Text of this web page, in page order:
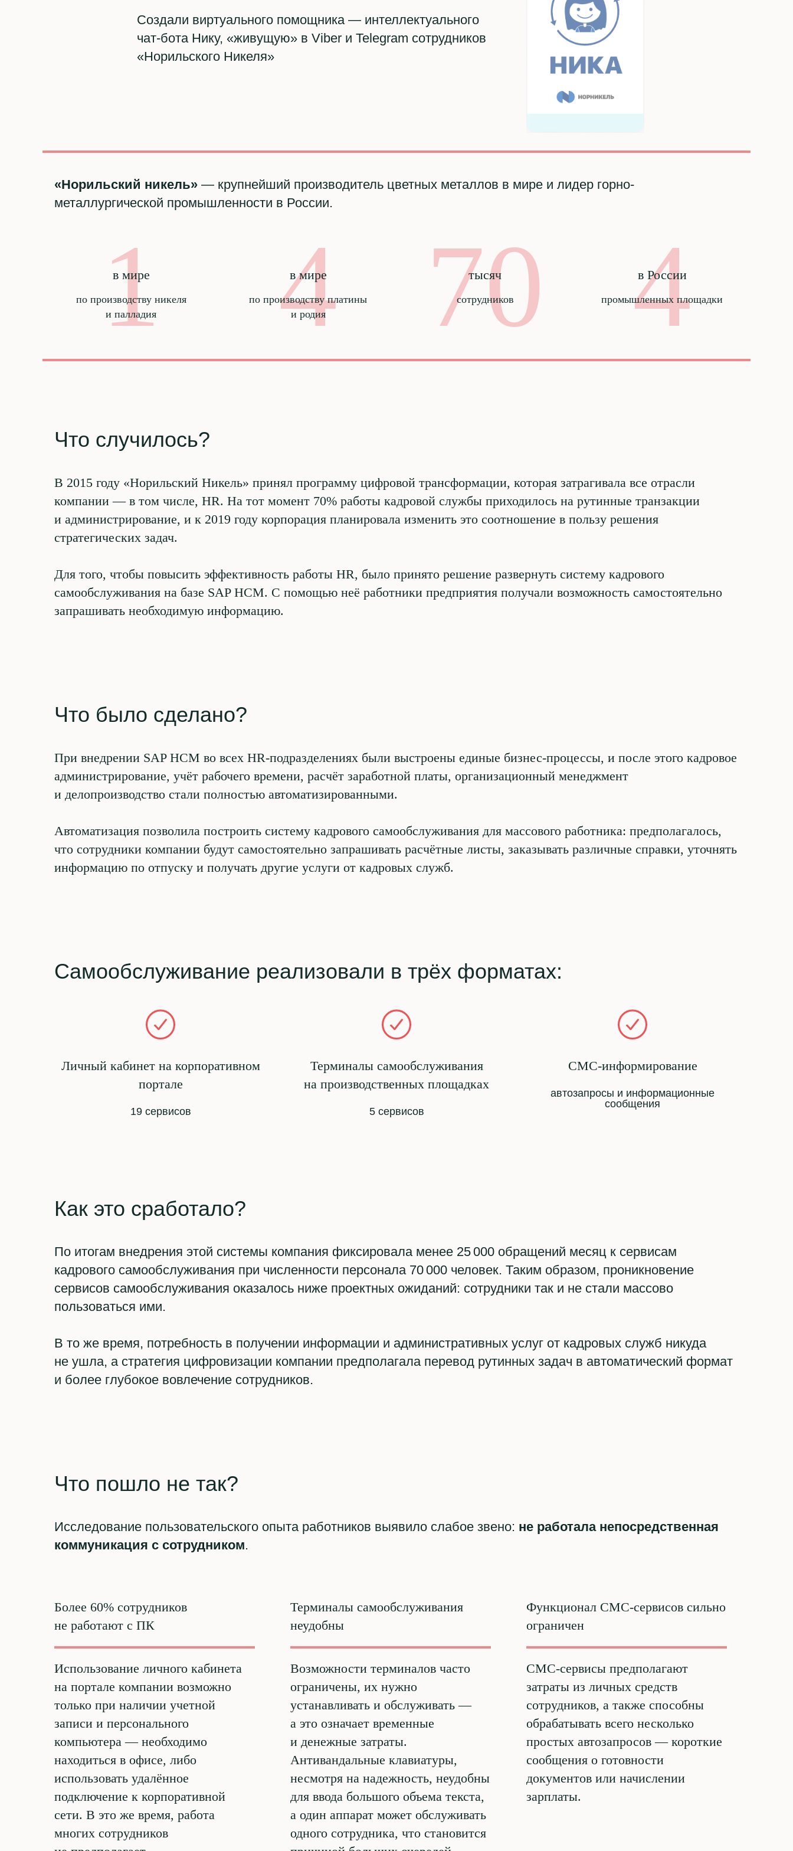
Создали виртуального помощника — интеллектуального
чат-бота Нику, «живущую» в Viber и Telegram сотрудников
«Норильского Никеля»
«Норильский никель» — крупнейший производитель цветных металлов в мире и лидер горно-
металлургической промышленности в России.
в мире
по производству никеля
и палладия
1 в мире
по производству платины
и родия
4 тысяч
сотрудников
70 в России
промышленных площадки
4
Что случилось?
В 2015 году «Норильский Никель» принял программу цифровой трансформации, которая затрагивала все отрасли
компании — в том числе, HR. На тот момент 70% работы кадровой службы приходилось на рутинные транзакции
и администрирование, и к 2019 году корпорация планировала изменить это соотношение в пользу решения
стратегических задач.
Для того, чтобы повысить эффективность работы HR, было принято решение развернуть систему кадрового
самообслуживания на базе SAP HCM. С помощью неё работники предприятия получали возможность самостоятельно
запрашивать необходимую информацию.
Что было сделано?
При внедрении SAP HCM во всех HR-подразделениях были выстроены единые бизнес-процессы, и после этого кадровое
администрирование, учёт рабочего времени, расчёт заработной платы, организационный менеджмент
и делопроизводство стали полностью автоматизированными.
Автоматизация позволила построить систему кадрового самообслуживания для массового работника: предполагалось,
что сотрудники компании будут самостоятельно запрашивать расчётные листы, заказывать различные справки, уточнять
информацию по отпуску и получать другие услуги от кадровых служб.
Самообслуживание реализовали в трёх форматах:
Личный кабинет на корпоративном
портале
19 сервисов
Терминалы самообслуживания
на производственных площадках
5 сервисов
СМС-информирование
автозапросы и информационные
сообщения
Как это сработало?
По итогам внедрения этой системы компания фиксировала менее 25 000 обращений месяц к сервисам
кадрового самообслуживания при численности персонала 70 000 человек. Таким образом, проникновение
сервисов самообслуживания оказалось ниже проектных ожиданий: сотрудники так и не стали массово
пользоваться ими.
В то же время, потребность в получении информации и административных услуг от кадровых служб никуда
не ушла, а стратегия цифровизации компании предполагала перевод рутинных задач в автоматический формат
и более глубокое вовлечение сотрудников.
Что пошло не так?
Исследование пользовательского опыта работников выявило слабое звено: не работала непосредственная
коммуникация с сотрудником.
Более 60% сотрудников
не работают с ПК
Использование личного кабинета
на портале компании возможно
только при наличии учетной
записи и персонального
компьютера — необходимо
находиться в офисе, либо
использовать удалённое
подключение к корпоративной
сети. В это же время, работа
многих сотрудников
Терминалы самообслуживания
неудобны
Возможности терминалов часто
ограничены, их нужно
устанавливать и обслуживать —
а это означает временные
и денежные затраты.
Антивандальные клавиатуры,
несмотря на надежность, неудобны
для ввода большого объема текста,
а один аппарат может обслуживать
одного сотрудника, что становится
Функционал СМС-сервисов сильно
ограничен
СМС-сервисы предполагают
затраты из личных средств
сотрудников, а также способны
обрабатывать всего несколько
простых автозапросов — короткие
сообщения о готовности
документов или начислении
зарплаты.